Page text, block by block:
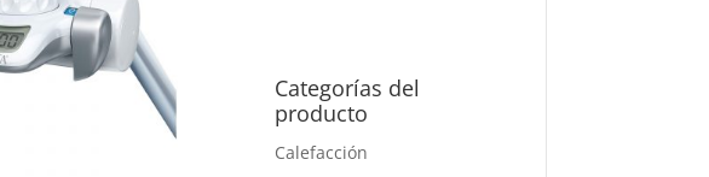
Categorías del
producto
Calefacción